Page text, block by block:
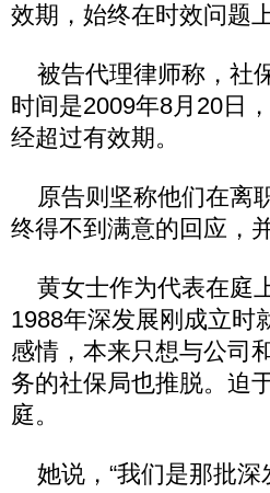
效期，始终在时效问题
被告代理律师称，社
时间是2009年8月20日
经超过有效期。
原告则坚称他们在离
终得不到满意的回应，
黄女士作为代表在庭
1988年深发展刚成立时
感情，本来只想与公司
务的社保局也推脱。迫
庭。
她说，“我们是那批深